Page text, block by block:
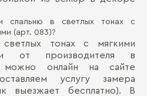
спальню в светлых тонах с
(арт. 083)?
тонах с мягкими
от производителя в
можно онлайн на сайте
услугу замера
выезжает бесплатно). В